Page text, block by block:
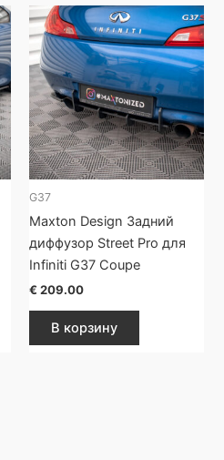
G37
Maxton Design Задний
диффузор Street Pro для
Infiniti G37 Coupe
€ 209.00
В корзину